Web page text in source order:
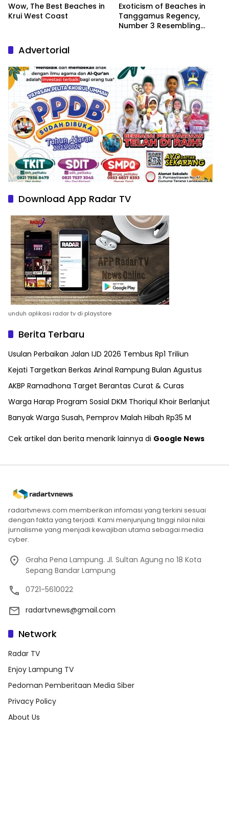
Wow, The Best Beaches in
Krui West Coast
Exoticism of Beaches in
Tanggamus Regency,
Number 3 Resembling
Advertorial
Download App Radar TV
unduh aplikasi radar tv di playstore
Berita Terbaru
Usulan Perbaikan Jalan IJD 2026 Tembus Rp1 Triliun
Kejati Targetkan Berkas Arinal Rampung Bulan Agustus
AKBP Ramadhona Target Berantas Curat & Curas
Warga Harap Program Sosial DKM Thoriqul Khoir Berlanjut
Banyak Warga Susah, Pemprov Malah Hibah Rp35 M
Cek artikel dan berita menarik lainnya di Google News
radartvnews.com memberikan infomasi yang terkini sesuai
dengan fakta yang terjadi. Kami menjunjung tinggi nilai nilai
jurnalisme yang menjadi kewajiban utama sebagai media
cyber.
Graha Pena Lampung. Jl. Sultan Agung no 18 Kota
Sepang Bandar Lampung
0721-5610022
radartvnews@gmail.com
Network
Radar TV
Enjoy Lampung TV
Pedoman Pemberitaan Media Siber
Privacy Policy
About Us